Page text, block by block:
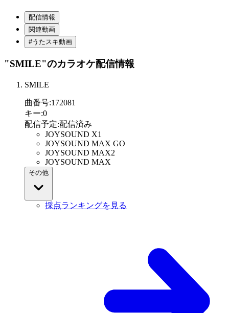
配信情報
関連動画
#うたスキ動画
"SMILE"のカラオケ配信情報
SMILE
曲番号:172081
キー:0
配信予定:配信済み
JOYSOUND X1
JOYSOUND MAX GO
JOYSOUND MAX2
JOYSOUND MAX
その他
採点ランキングを見る